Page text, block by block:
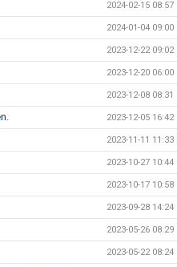
2024-02-15 08:57
2024-01-04 09:00
2023-12-22 09:02
2023-12-20 06:00
2023-12-08 08:31
2023-12-05 16:42
2023-11-11 11:33
2023-10-27 10:44
2023-10-17 10:58
2023-09-28 14:24
2023-05-26 08:29
2023-05-22 08:24